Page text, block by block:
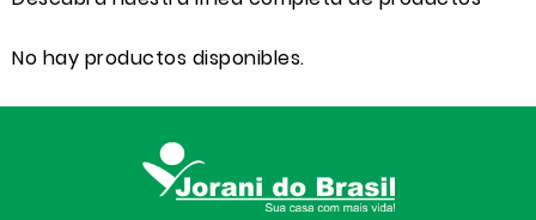
No hay productos disponibles.